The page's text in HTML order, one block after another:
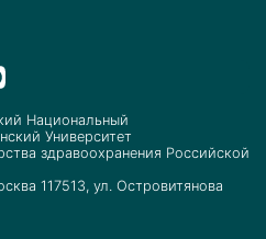
Национальный
Университет
здравоохранения Российской
117513, ул. Островитянова